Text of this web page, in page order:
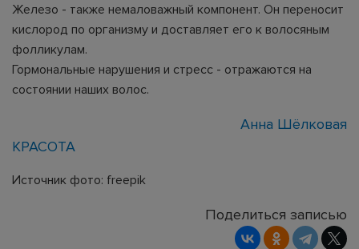
Железо - также немаловажный компонент. Он переносит
кислород по организму и доставляет его к волосяным
фолликулам.
Гормональные нарушения и стресс - отражаются на
состоянии наших волос.
Анна Шёлковая
КРАСОТА
Источник фото: freepik
Поделиться записью